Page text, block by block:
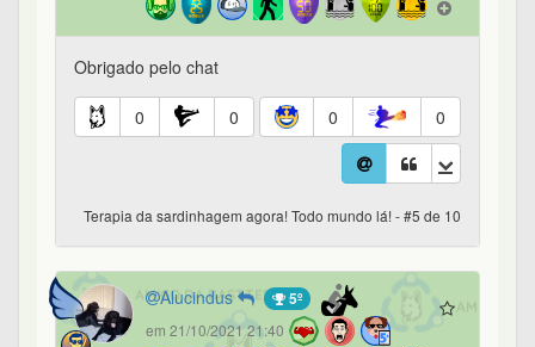
Obrigado pelo chat
0 0 0 0
Terapia da sardinhagem agora! Todo mundo lá! - #5 de 10
Alucindus 5º
em 21/10/2021 21:40